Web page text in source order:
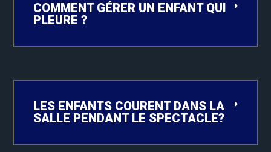
COMMENT GÉRER UN ENFANT QUI
PLEURE ?
LES ENFANTS COURENT DANS LA
SALLE PENDANT LE SPECTACLE?